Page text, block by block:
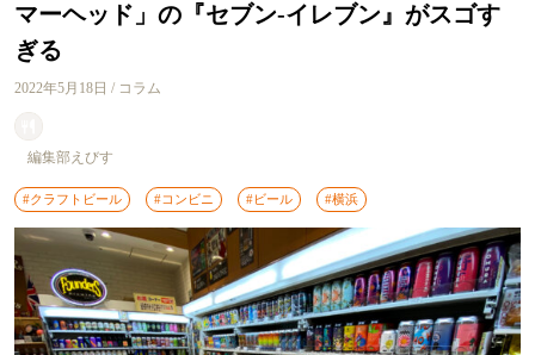
マーヘッド」の『セブン-イレブン』がスゴす
ぎる
2022年5月18日 / コラム
編集部えびす
#クラフトビール #コンビニ #ビール #横浜